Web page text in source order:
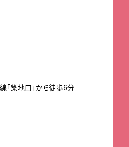
築地口」から徒歩6分